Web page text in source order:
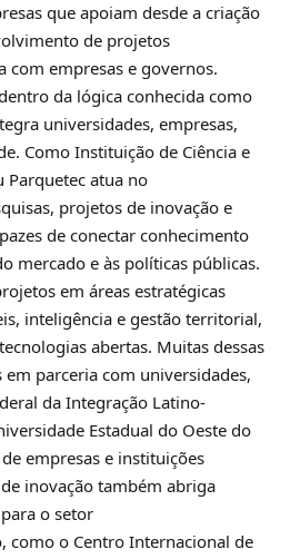
que apoiam desde a criação
de projetos
com empresas e governos.
da lógica conhecida como
universidades, empresas,
Como Instituição de Ciência e
Parquetec atua no
projetos de inovação e
de conectar conhecimento
mercado e às políticas públicas.
em áreas estratégicas
inteligência e gestão territorial,
abertas. Muitas dessas
em parceria com universidades,
da Integração Latino-
Estadual do Oeste do
empresas e instituições
inovação também abriga
o setor
como o Centro Internacional de